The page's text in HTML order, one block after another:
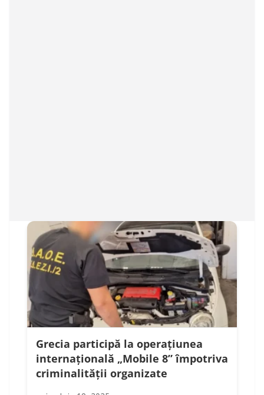
Grecia participă la operațiunea
internațională „Mobile 8” împotriva
criminalității organizate